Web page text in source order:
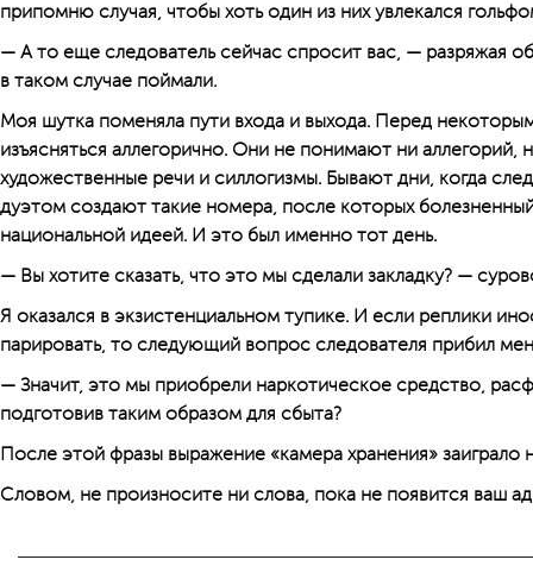
припомню случая, чтобы хоть один из них увлекался
— А то еще следователь сейчас спросит вас, — разряжая
в таком случае поймали.
Моя шутка поменяла пути входа и выхода. Перед
изъясняться аллегорично. Они не понимают ни
художественные речи и силлогизмы. Бывают дни, когда
дуэтом создают такие номера, после которых
национальной идеей. И это был именно тот день.
— Вы хотите сказать, что это мы сделали закладку? —
Я оказался в экзистенциальном тупике. И если реплики
парировать, то следующий вопрос следователя прибил
— Значит, это мы приобрели наркотическое средство,
подготовив таким образом для сбыта?
После этой фразы выражение «камера хранения» за­играло
Словом, не произносите ни слова, пока не появится ваш